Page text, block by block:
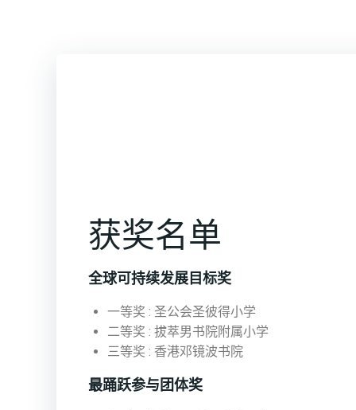
获奖名单
全球可持续发展目标奖
一等奖 : 圣公会圣彼得小学
二等奖 : 拔萃男书院附属小学
三等奖 : 香港邓镜波书院
最踊跃参与团体奖